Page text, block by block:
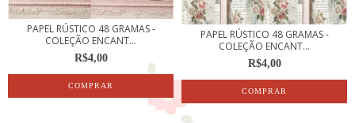
PAPEL RÚSTICO 48 GRAMAS -
COLEÇÃO ENCANT...
R$4,00
PAPEL RÚSTICO 48 GRAMAS -
COLEÇÃO ENCANT...
R$4,00